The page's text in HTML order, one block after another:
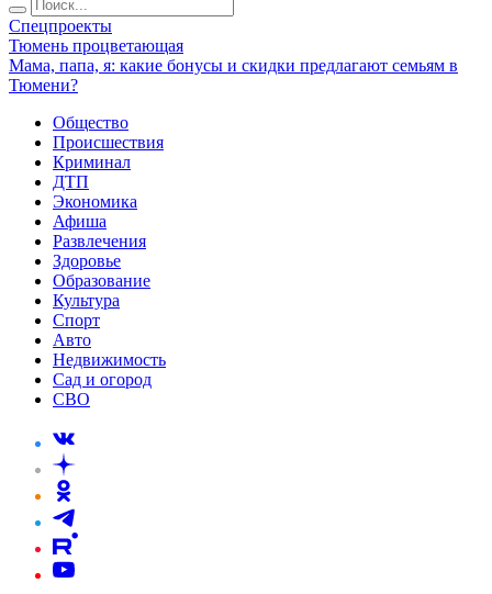
Спецпроекты
Тюмень процветающая
Мама, папа, я: какие бонусы и скидки предлагают семьям в
Тюмени?
Общество
Происшествия
Криминал
ДТП
Экономика
Афиша
Развлечения
Здоровье
Образование
Культура
Спорт
Авто
Недвижимость
Сад и огород
СВО